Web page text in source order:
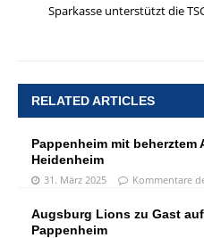
Sparkasse unterstützt die
RELATED ARTICLES
Pappenheim mit
Heidenheim
31. März 2025 Kommentare
Augsburg Lions zu Gast
Pappenheim